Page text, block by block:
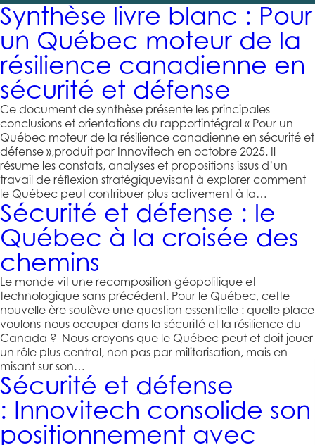
Synthèse livre blanc : Pour
un Québec moteur de la
résilience canadienne en
sécurité et défense
Ce document de synthèse présente les principales
conclusions et orientations du rapportintégral « Pour un
Québec moteur de la résilience canadienne en sécurité et
défense »,produit par Innovitech en octobre 2025. Il
résume les constats, analyses et propositions issus d’un
travail de réflexion stratégiquevisant à explorer comment
le Québec peut contribuer plus activement à la…
Sécurité et défense : le
Québec à la croisée des
chemins
Le monde vit une recomposition géopolitique et
technologique sans précédent. Pour le Québec, cette
nouvelle ère soulève une question essentielle : quelle place
voulons-nous occuper dans la sécurité et la résilience du
Canada ? Nous croyons que le Québec peut et doit jouer
un rôle plus central, non pas par militarisation, mais en
misant sur son…
Sécurité et défense
: Innovitech consolide son
positionnement avec